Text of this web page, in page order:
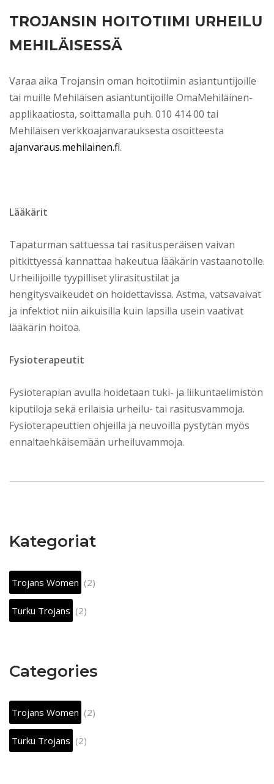
TROJANSIN HOITOTIIMI URHEILU
MEHILÄISESSÄ
Varaa aika Trojansin oman hoitotiimin asiantuntijoille
tai muille Mehiläisen asiantuntijoille OmaMehiläinen-
applikaatiosta, soittamalla puh. 010 414 00 tai
Mehiläisen verkkoajanvarauksesta osoitteesta
ajanvaraus.mehilainen.fi.
Lääkärit
Tapaturman sattuessa tai rasitusperäisen vaivan
pitkittyessä kannattaa hakeutua lääkärin vastaanotolle.
Urheilijoille tyypilliset ylirasitustilat ja
hengitysvaikeudet on hoidettavissa. Astma, vatsavaivat
ja infektiot niin aikuisilla kuin lapsilla usein vaativat
lääkärin hoitoa.
Fysioterapeutit
Fysioterapian avulla hoidetaan tuki- ja liikuntaelimistön
kiputiloja sekä erilaisia urheilu- tai rasitusvammoja.
Fysioterapeuttien ohjeilla ja neuvoilla pystytän myös
ennaltaehkäisemään urheiluvammoja.
Kategoriat
Trojans Women (2)
Turku Trojans (2)
Categories
Trojans Women (2)
Turku Trojans (2)